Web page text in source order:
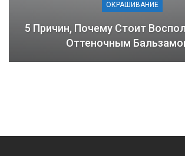
ОКРАШИВАНИЕ
5 Причин, Почему Стоит
Оттеночным